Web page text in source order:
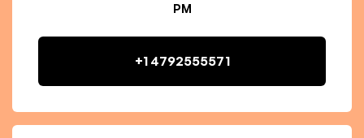
PM
+1 4792555571